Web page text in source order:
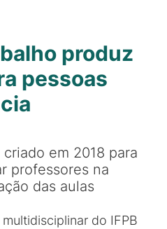
produz
pessoas
criado em 2018 para
professores na
das aulas
do IFPB